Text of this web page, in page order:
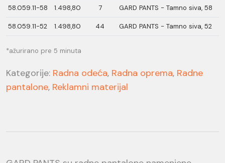
58.059.11-58 1.498,80 7 GARD PANTS - Tamno siva, 58
58.059.11-52 1.498,80 44 GARD PANTS - Tamno siva, 52
*ažurirano pre 5 minuta
Kategorije: Radna odeća, Radna oprema, Radne
pantalone, Reklamni materijal